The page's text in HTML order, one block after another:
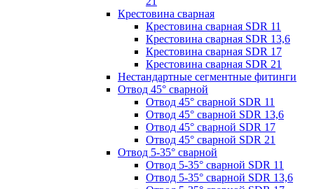
Крестовина сварная
Крестовина сварная SDR 11
Крестовина сварная SDR 13,6
Крестовина сварная SDR 17
Крестовина сварная SDR 21
Нестандартные сегментные фитинги
Отвод 45° сварной
Отвод 45° сварной SDR 11
Отвод 45° сварной SDR 13,6
Отвод 45° сварной SDR 17
Отвод 45° сварной SDR 21
Отвод 5-35° сварной
Отвод 5-35° сварной SDR 11
Отвод 5-35° сварной SDR 13,6